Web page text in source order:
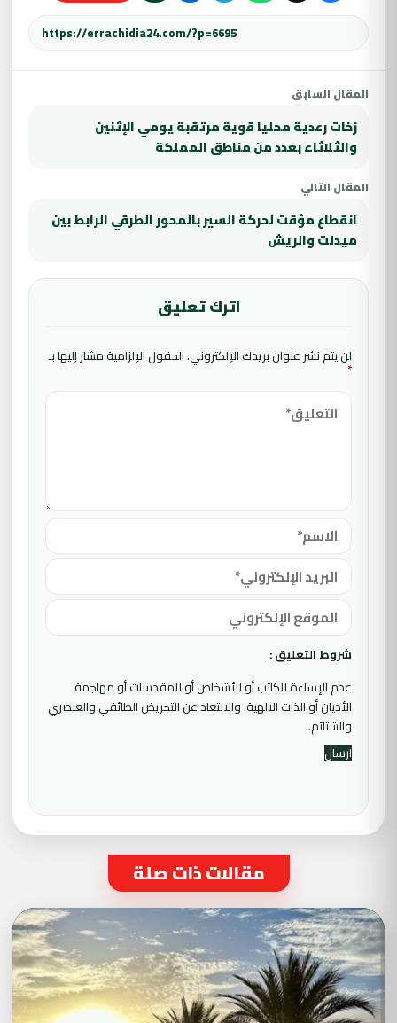
المقال السابق
زخات رعدية محليا قوية مرتقبة يومي الإثنين
والثلاثاء بعدد من مناطق المملكة
المقال التالي
انقطاع مؤقت لحركة السير بالمحور الطرقي الرابط بين
ميدلت والريش
اترك تعليق
لن يتم نشر عنوان بريدك الإلكتروني.الحقول الإلزامية مشار إليها بـ
*
شروط التعليق :
عدم الإساءة للكاتب أو للأشخاص أو للمقدسات أو مهاجمة
الأديان أو الذات الالهية. والابتعاد عن التحريض الطائفي والعنصري
والشتائم.
مقالات ذات صلة